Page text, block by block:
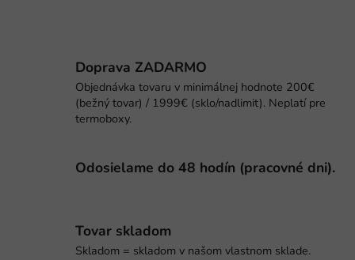
Doprava ZADARMO
Objednávka tovaru v minimálnej hodnote 200€
(bežný tovar) / 1999€ (sklo/nadlimit). Neplatí pre
termoboxy.
Odosielame do 48 hodín (pracovné dni).
Tovar skladom
Skladom = skladom v našom vlastnom sklade.